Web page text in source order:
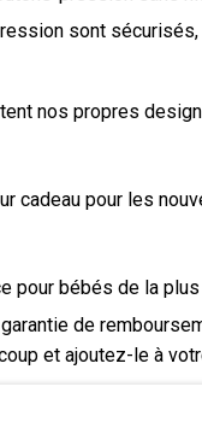
sont
nos propres
pour les
bébés de la
de
et ajoutez-le à